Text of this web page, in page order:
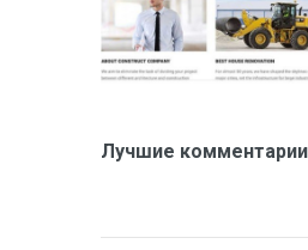
Лучшие комментарии